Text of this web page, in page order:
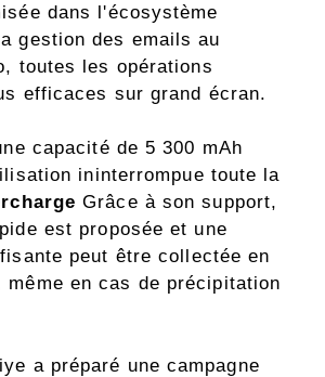
dans l'écosystème
gestion des emails au
toutes les opérations
efficaces sur grand écran.
capacité de 5 300 mAh
ininterrompue toute la
Grâce à son support,
est proposée et une
peut être collectée en
même en cas de précipitation
a préparé une campagne